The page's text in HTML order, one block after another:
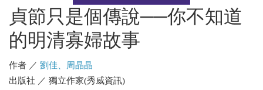
貞節只是個傳說──你不知道
的明清寡婦故事
作者 ／ 劉佳、周晶晶
出版社 ／ 獨立作家(秀威資訊)